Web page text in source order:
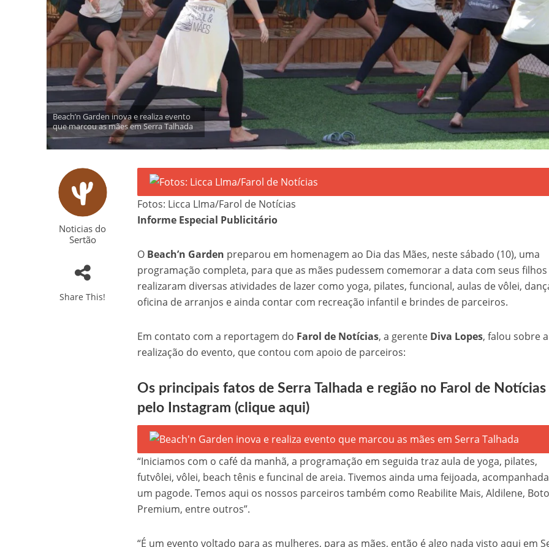
Beach’n Garden inova e realiza evento
que marcou as mães em Serra Talhada
Noticias do
Sertão
Share This!
Fotos: Licca LIma/Farol de Notícias
Informe Especial Publicitário
O Beach’n Garden preparou em homenagem ao Dia das Mães, neste sábado (10), uma
programação completa, para que as mães pudessem comemorar a data com seus filhos
realizaram diversas atividades de lazer como yoga, pilates, funcional, aulas de vôlei,
oficina de arranjos e ainda contar com recreação infantil e brindes de parceiros.
Em contato com a reportagem do Farol de Notícias, a gerente Diva Lopes, falou sobre a
realização do evento, que contou com apoio de parceiros:
Os principais fatos de Serra Talhada e região no Farol de Notícias
pelo Instagram(clique aqui)
“Iniciamos com o café da manhã, a programação em seguida traz aula de yoga, pilates,
futvôlei, vôlei, beach tênis e funcinal de areia. Tivemos ainda uma feijoada,
um pagode. Temos aqui os nossos parceiros também como Reabilite Mais, Aldilene, Boto
Premium, entre outros”.
“É um evento voltado para as mulheres, para as mães, então é algo nada visto aqui em